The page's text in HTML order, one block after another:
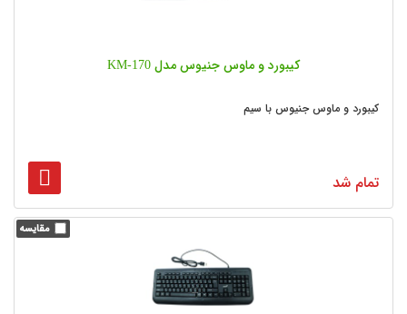
کیبورد و ماوس جنیوس مدل KM-170
کیبورد و ماوس جنیوس با سیم
تمام شد